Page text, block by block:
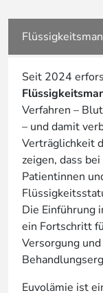
Seit 2024
Verfahren –
– und damit
Verträglichkeit
zeigen, dass
Patientinnen
Die Einführung
ein Fortschritt
Versorgung
Euvolämie ist